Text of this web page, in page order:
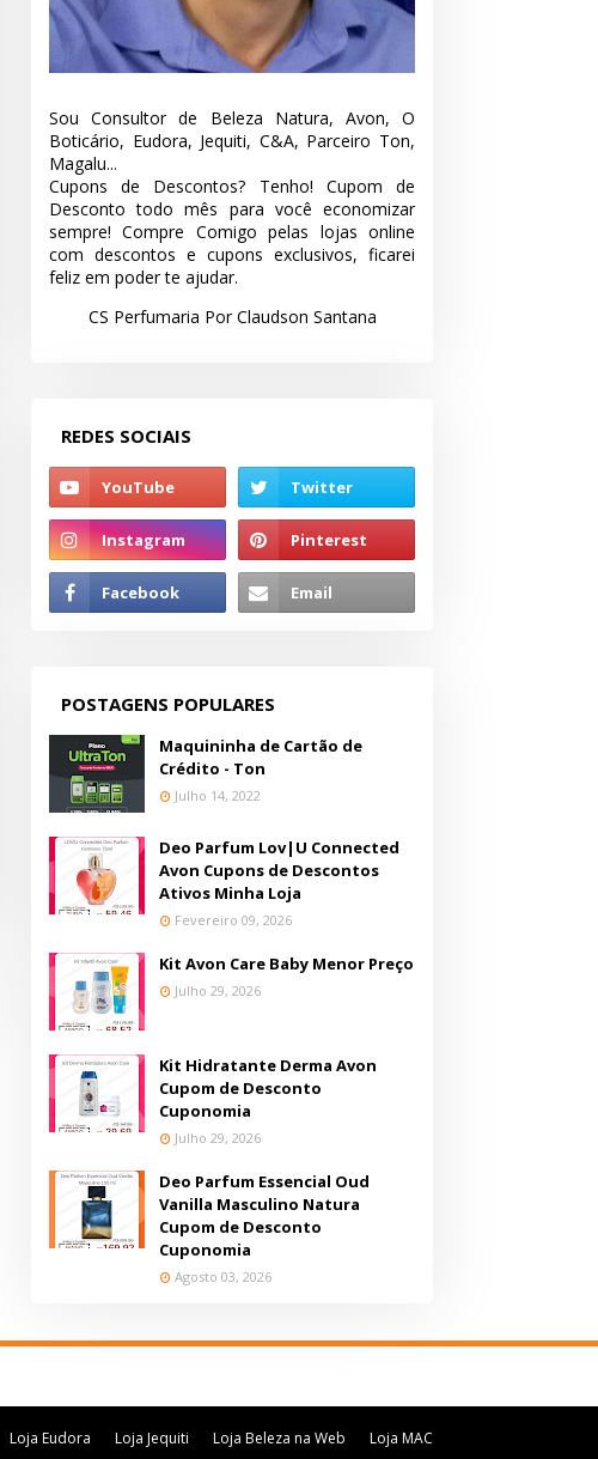
Sou Consultor de Beleza Natura, Avon, O
Boticário, Eudora, Jequiti, C&A, Parceiro Ton,
Magalu...
Cupons de Descontos? Tenho! Cupom de
Desconto todo mês para você economizar
sempre! Compre Comigo pelas lojas online
com descontos e cupons exclusivos, ficarei
feliz em poder te ajudar.
CS Perfumaria Por Claudson Santana
REDES SOCIAIS
POSTAGENS POPULARES
Maquininha de Cartão de
Crédito - Ton
Julho 14, 2022
Deo Parfum Lov|U Connected
Avon Cupons de Descontos
Ativos Minha Loja
Fevereiro 09, 2026
Kit Avon Care Baby Menor Preço
Julho 29, 2026
Kit Hidratante Derma Avon
Cupom de Desconto
Cuponomia
Julho 29, 2026
Deo Parfum Essencial Oud
Vanilla Masculino Natura
Cupom de Desconto
Cuponomia
Agosto 03, 2026
Loja Eudora Loja Jequiti Loja Beleza na Web Loja MAC